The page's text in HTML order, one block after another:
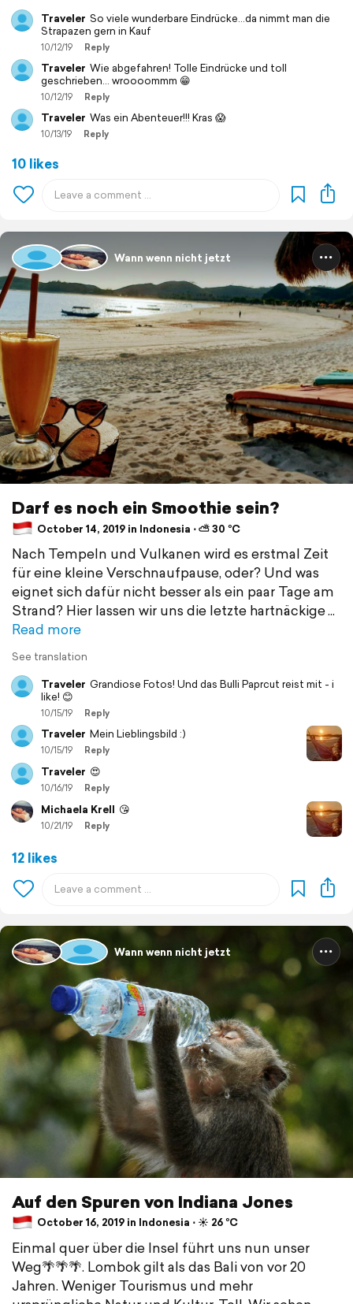
Traveler So viele wunderbare Eindrücke...da nimmt man die
Strapazen gern in Kauf
10/12/19 Reply
Traveler Wie abgefahren! Tolle Eindrücke und toll
geschrieben... wroooommm 😁
10/12/19 Reply
Traveler Was ein Abenteuer!!! Kras 😱
10/13/19 Reply
10 likes
Wann wenn nicht jetzt
Darf es noch ein Smoothie sein?
October 14, 2019 in Indonesia ⋅ ⛅ 30 °C
Nach Tempeln und Vulkanen wird es erstmal Zeit
für eine kleine Verschnaufpause, oder? Und was
eignet sich dafür nicht besser als ein paar Tage am
Strand? Hier lassen wir uns die letzte hartnäckige
Read more
See translation
Traveler Grandiose Fotos! Und das Bulli Paprcut reist mit - i
like! 😊
10/15/19 Reply
Traveler Mein Lieblingsbild :)
10/15/19 Reply
Traveler 😍
10/16/19 Reply
Michaela Krell 😘
10/21/19 Reply
12 likes
Wann wenn nicht jetzt
Auf den Spuren von Indiana Jones
October 16, 2019 in Indonesia ⋅ ☀️ 26 °C
Einmal quer über die Insel führt uns nun unser
Weg🌴🌴🌴. Lombok gilt als das Bali von vor 20
Jahren. Weniger Tourismus und mehr